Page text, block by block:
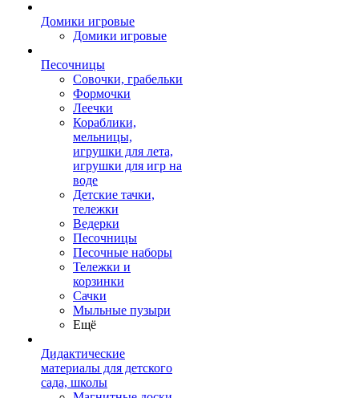
Домики игровые
Домики игровые
Песочницы
Совочки, грабельки
Формочки
Леечки
Кораблики,
мельницы,
игрушки для лета,
игрушки для игр на
воде
Детские тачки,
тележки
Ведерки
Песочницы
Песочные наборы
Тележки и
корзинки
Сачки
Мыльные пузыри
Ещё
Дидактические
материалы для детского
сада, школы